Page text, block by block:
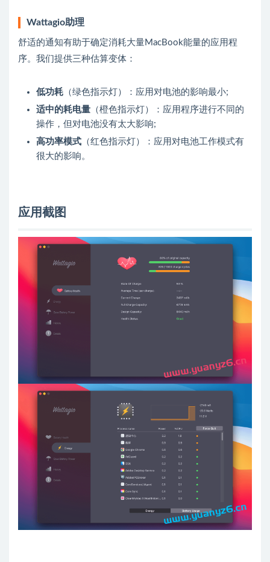
Wattagio助理
舒适的通知有助于确定消耗大量MacBook能量的应用程
序。我们提供三种估算变体：
低功耗 （绿色指示灯）：应用对电池的影响最小;
适中的耗电量 （橙色指示灯）：应用程序进行不同的
操作，但对电池没有太大影响;
高功率模式 （红色指示灯）：应用对电池工作模式有
很大的影响。
应用截图